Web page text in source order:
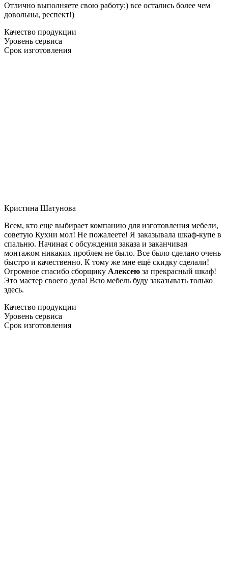
Отлично выполняете свою работу:) все остались более чем
довольны, респект!)
Качество продукции
Уровень сервиса
Срок изготовления
Кристина Шатунова
Всем, кто еще выбирает компанию для изготовления мебели,
советую Кухни мол! Не пожалеете! Я заказывала шкаф-купе в
спальню. Начиная с обсуждения заказа и заканчивая
монтажом никаких проблем не было. Все было сделано очень
быстро и качественно. К тому же мне ещё скидку сделали!
Огромное спасибо сборщику Алексею за прекрасный шкаф!
Это мастер своего дела! Всю мебель буду заказывать только
здесь.
Качество продукции
Уровень сервиса
Срок изготовления